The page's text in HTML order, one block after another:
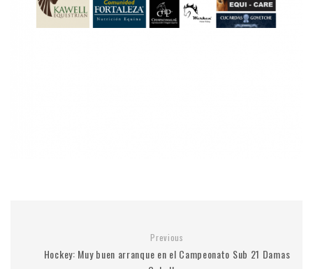
Previous
Hockey: Muy buen arranque en el Campeonato Sub 21 Damas